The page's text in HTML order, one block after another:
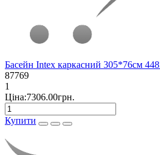
Басейн Intex каркасний 305*76см
87769
1
Ціна:7306.00грн.
Купити